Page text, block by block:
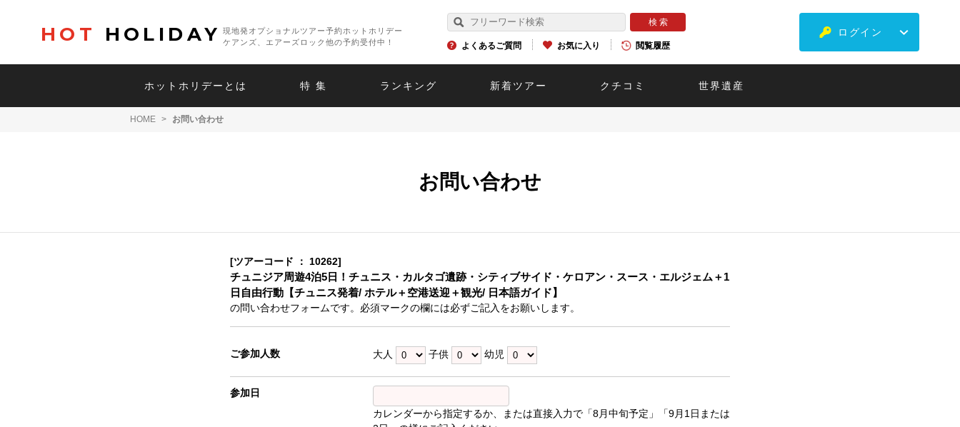
HOT HOLIDAY
現地発オプショナルツアー予約ホットホリデー
ケアンズ、エアーズロック他の予約受付中！
よくあるご質問 お気に入り 閲覧履歴
ログイン
ホットホリデーとは 特 集 ランキング 新着ツアー クチコミ 世界遺産
HOME > お問い合わせ
お問い合わせ
[ツアーコード ： 10262]
チュニジア周遊4泊5日！チュニス・カルタゴ遺跡・シティブサイド・ケロアン・スース・エルジェム＋1
日自由行動【チュニス発着/ ホテル＋空港送迎＋観光/ 日本語ガイド】
の問い合わせフォームです。必須マークの欄には必ずご記入をお願いします。
ご参加人数 大人 子供 幼児
参加日
カレンダーから指定するか、または直接入力で「8月中旬予定」「9月1日または